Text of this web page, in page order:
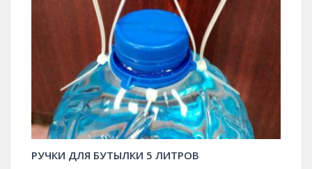
РУЧКИ ДЛЯ БУТЫЛКИ 5 ЛИТРОВ